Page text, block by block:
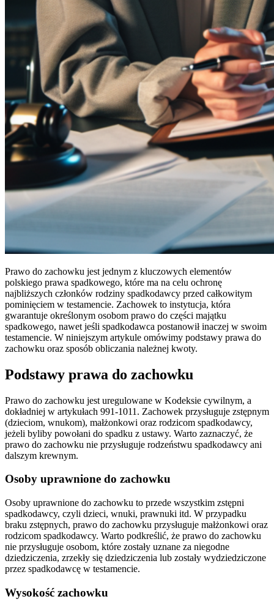
Prawo do zachowku jest jednym z kluczowych elementów
polskiego prawa spadkowego, które ma na celu ochronę
najbliższych członków rodziny spadkodawcy przed całkowitym
pominięciem w testamencie. Zachowek to instytucja, która
gwarantuje określonym osobom prawo do części majątku
spadkowego, nawet jeśli spadkodawca postanowił inaczej w swoim
testamencie. W niniejszym artykule omówimy podstawy prawa do
zachowku oraz sposób obliczania należnej kwoty.
Podstawy prawa do zachowku
Prawo do zachowku jest uregulowane w Kodeksie cywilnym, a
dokładniej w artykułach 991-1011. Zachowek przysługuje zstępnym
(dzieciom, wnukom), małżonkowi oraz rodzicom spadkodawcy,
jeżeli byliby powołani do spadku z ustawy. Warto zaznaczyć, że
prawo do zachowku nie przysługuje rodzeństwu spadkodawcy ani
dalszym krewnym.
Osoby uprawnione do zachowku
Osoby uprawnione do zachowku to przede wszystkim zstępni
spadkodawcy, czyli dzieci, wnuki, prawnuki itd. W przypadku
braku zstępnych, prawo do zachowku przysługuje małżonkowi oraz
rodzicom spadkodawcy. Warto podkreślić, że prawo do zachowku
nie przysługuje osobom, które zostały uznane za niegodne
dziedziczenia, zrzekły się dziedziczenia lub zostały wydziedziczone
przez spadkodawcę w testamencie.
Wysokość zachowku